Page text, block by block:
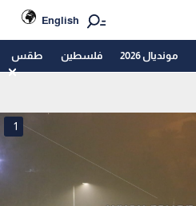
English
مونديال 2026 فلسطين طقس
1